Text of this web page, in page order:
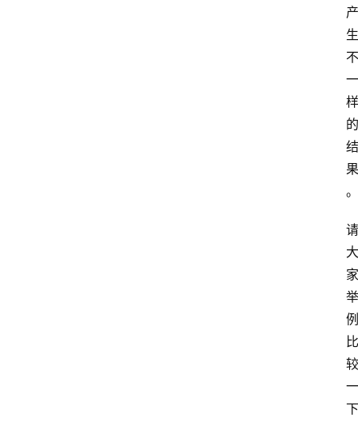
产
生
不
一
样
的
结
果
请
大
家
举
例
比
较
一
下